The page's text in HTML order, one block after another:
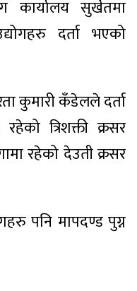
कार्यालय सुर्खेतमा
दर्ता भएको
कुमारी कँडेलले दर्ता
त्रिशक्ती क्रसर
रहेको देउती क्रसर
पनि मापदण्ड पुग्न